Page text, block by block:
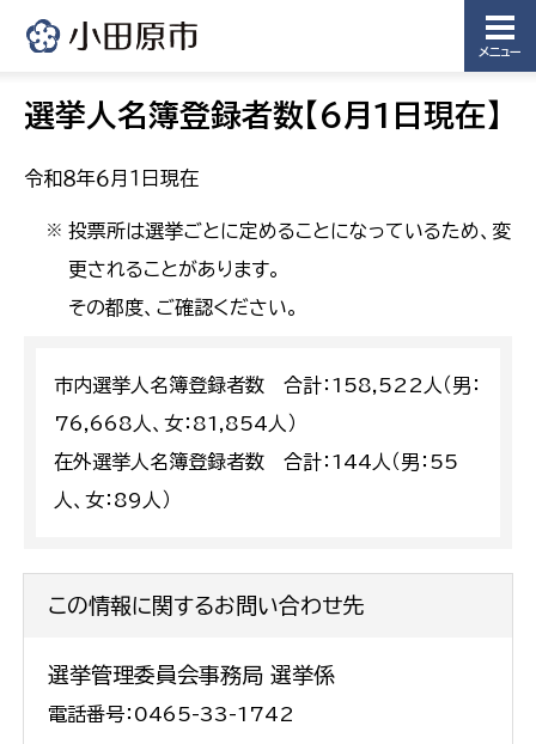
メニュー
選挙人名簿登録者数【6月1日現在】
令和８年６月１日現在
※ 投票所は選挙ごとに定めることになっているため、変
更されることがあります。
その都度、ご確認ください。
市内選挙人名簿登録者数 合計：158,522人（男：
76,668人、女：81,854人）
在外選挙人名簿登録者数 合計：144人（男：55
人、女：89人）
この情報に関するお問い合わせ先
選挙管理委員会事務局 選挙係
電話番号：0465-33-1742